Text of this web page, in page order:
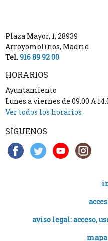
Plaza Mayor, 1, 28939
Arroyomolinos, Madrid
Tel.916 89 92 00
HORARIOS
Ayuntamiento
Lunes a viernes de 09:00 A
Ver todos los horarios
SÍGUENOS
aviso legal: acceso,